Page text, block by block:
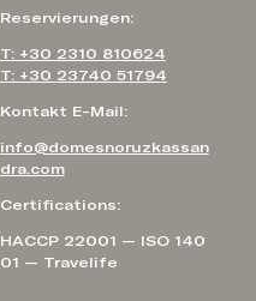
Reservierungen:
T: +30 2310 810624
T: +30 23740 51794
Kontakt E-Mail:
info@domesnoruzkassan
dra.com
Certifications:
HACCP 22001 — ISO 140
01 — Travelife